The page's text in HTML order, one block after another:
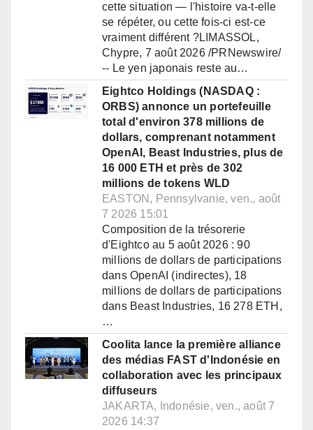
cette situation — l'histoire va-t-elle
se répéter, ou cette fois-ci est-ce
vraiment différent ?LIMASSOL,
Chypre, 7 août 2026 /PRNewswire/
-- Le yen japonais reste au…
Eightco Holdings (NASDAQ :
ORBS) annonce un portefeuille
total d'environ 378 millions de
dollars, comprenant notamment
OpenAI, Beast Industries, plus de
16 000 ETH et près de 302
millions de tokens WLD
EASTON, Pennsylvanie, ven., août
7 2026 15:01
Composition de la trésorerie
d'Eightco au 5 août 2026 : 90
millions de dollars de participations
dans OpenAI (indirectes), 18
millions de dollars de participations
dans Beast Industries, 16 278 ETH,
…
Coolita lance la première alliance
des médias FAST d'Indonésie en
collaboration avec les principaux
diffuseurs
JAKARTA, Indonésie, ven., août 7
2026 14:37